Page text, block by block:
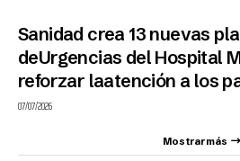
Sanidad crea 13 nuevas
deUrgencias del Hospital
reforzar laatención a los
07/07/2026
Mostrar más